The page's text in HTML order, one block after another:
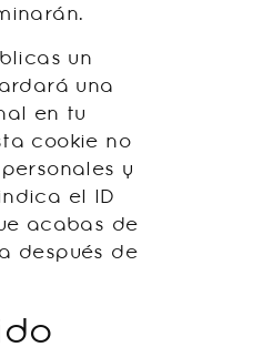
un
una
en tu
cookie no
y
el ID
acabas de
después de